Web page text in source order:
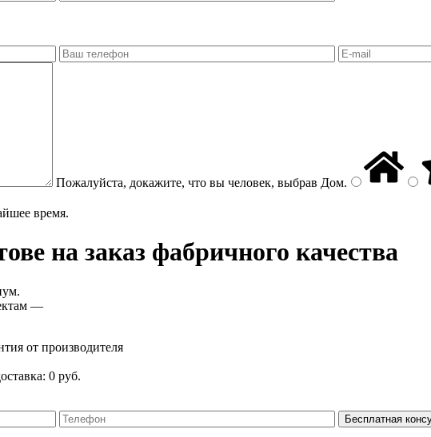
Пожалуйста, докажите, что вы человек, выбрав Дом.
время.
на заказ фабричного качества
—
от производителя
0 руб.